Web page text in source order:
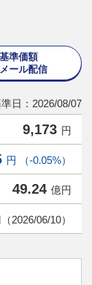
基準価額
メール配信
日：2026/08/07
9,173 円
円 （-0.05%）
49.24 億円
2026/06/10）